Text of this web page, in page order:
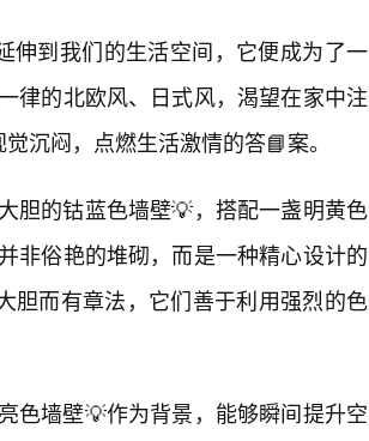
伸到我们的生活空间，它便成为了一
律的北欧风、日式风，渴望在家中注
沉闷，点燃生活激情的答📘案。
胆的钴蓝色墙壁💡，搭配一盏明黄色
非俗艳的堆砌，而是一种精心设计的
胆而有章法，它们善于利用强烈的色
色墙壁💡作为背景，能够瞬间提升空